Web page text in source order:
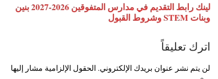
لينك رابط التقديم في مدارس المتفوقين 2026-2027 بنين
وبنات STEM وشروط القبول
اترك تعليقاً
لن يتم نشر عنوان بريدك الإلكتروني. الحقول الإلزامية مشار إليها